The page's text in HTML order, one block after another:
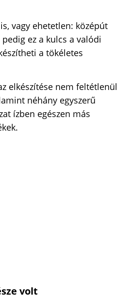
vagy ehetetlen: középút
ez a kulcs a valódi
a tökéletes
elkészítése nem feltétlenül
néhány egyszerű
ízben egészen más
volt